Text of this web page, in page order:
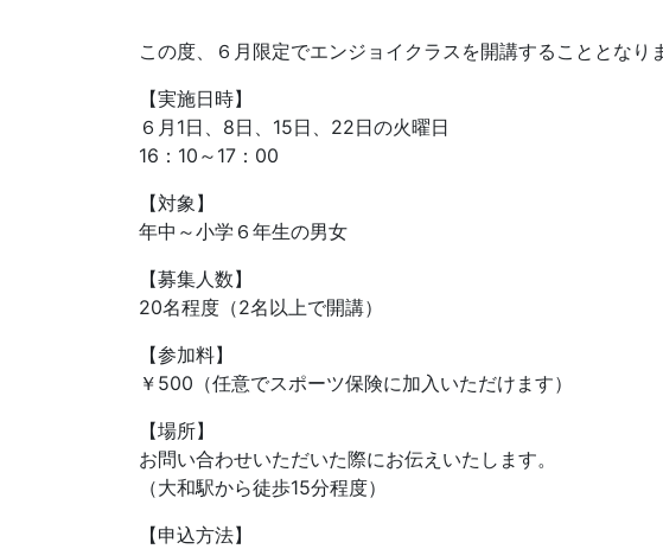
この度、６月限定でエンジョイクラスを開講することとなり
【実施日時】
６月1日、8日、15日、22日の火曜日
16：10～17：00
【対象】
年中～小学６年生の男女
【募集人数】
20名程度（2名以上で開講）
【参加料】
￥500（任意でスポーツ保険に加入いただけます）
【場所】
お問い合わせいただいた際にお伝えいたします。
（大和駅から徒歩15分程度）
【申込方法】